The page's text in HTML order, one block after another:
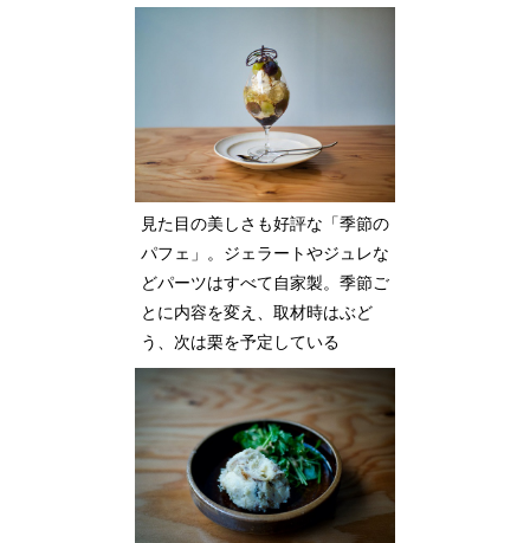
見た目の美しさも好評な「季節の
パフェ」。ジェラートやジュレな
どパーツはすべて自家製。季節ご
とに内容を変え、取材時はぶど
う、次は栗を予定している